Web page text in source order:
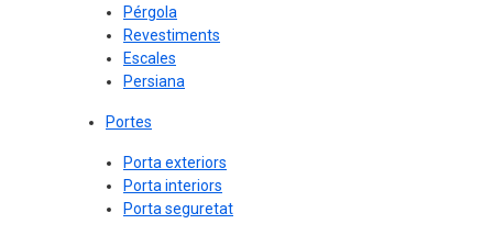
Pérgola
Revestiments
Escales
Persiana
Portes
Porta exteriors
Porta interiors
Porta seguretat